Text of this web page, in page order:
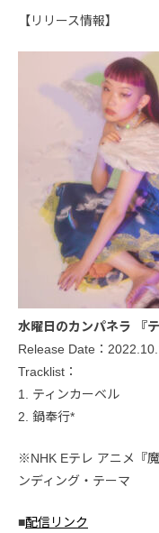
【リリース情報】
水曜日のカンパネラ 『
Release Date：
Tracklist：
1. ティンカーベル
2. 鍋奉行*
※NHK Eテレ アニメ『
ンディング・テーマ
■配信リンク